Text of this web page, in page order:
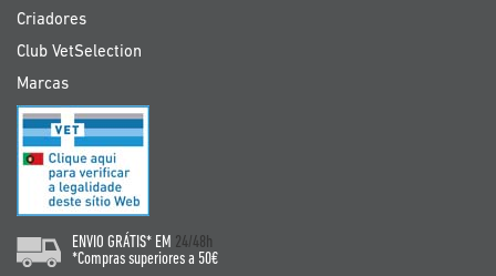
Criadores
Club VetSelection
Marcas
ENVIO GRÁTIS* EM 24/48h
*Compras superiores a 50€